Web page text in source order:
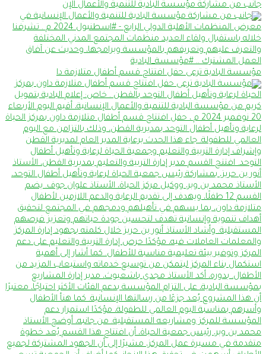
جانب من مشاركة مؤسسة البادية للتنمية والأعمال الإن
مؤسسة البادية ترعى حفل افتتاح قسم أطفال متلازمة دا